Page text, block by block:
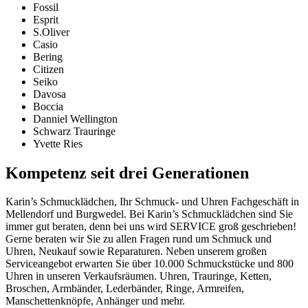
Fossil
Esprit
S.Oliver
Casio
Bering
Citizen
Seiko
Davosa
Boccia
Danniel Wellington
Schwarz Trauringe
Yvette Ries
Kompetenz seit drei Generationen
Karin’s Schmucklädchen, Ihr Schmuck- und Uhren Fachgeschäft in
Mellendorf und Burgwedel. Bei Karin’s Schmucklädchen sind Sie
immer gut beraten, denn bei uns wird SERVICE groß geschrieben!
Gerne beraten wir Sie zu allen Fragen rund um Schmuck und
Uhren, Neukauf sowie Reparaturen. Neben unserem großen
Serviceangebot erwarten Sie über 10.000 Schmuckstücke und 800
Uhren in unseren Verkaufsräumen. Uhren, Trauringe, Ketten,
Broschen, Armbänder, Lederbänder, Ringe, Armreifen,
Manschettenknöpfe, Anhänger und mehr.